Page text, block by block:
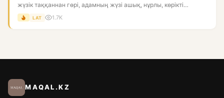
жүзік таққаннан гөрі, адамның жүзі ашық, нұрлы, көрікті
болғаны...
LAT 1.7K
MAQAL.KZ